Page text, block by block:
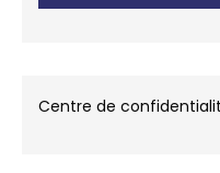
Centre de